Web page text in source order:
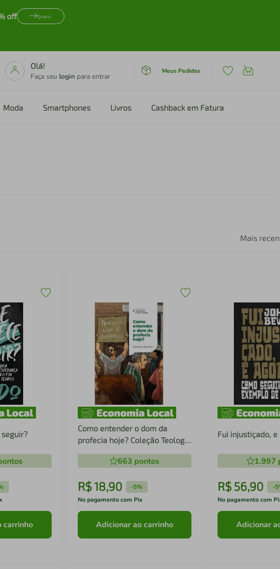
off Quero
Olá!
Faça seu login para entrar
Meus Pedidos
Moda Smartphones Livros Cashback em Fatura
Mais
carrinho
Como entender o dom da
profecia hoje? Coleção Teologia
para todos
663 pontos
R$18,90 -5%
No pagamento com Pix
Adicionar ao carrinho
Fui injustiçado, e
1.997
R$56,90 -
No pagamento com
Adicionar